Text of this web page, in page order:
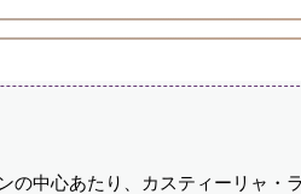
の中心あたり、カスティーリャ・